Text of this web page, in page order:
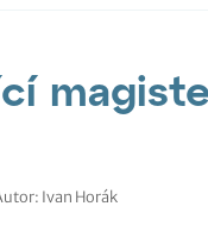
Ivan Horák